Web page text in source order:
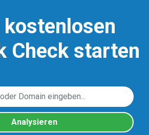
Check starten
Analysieren